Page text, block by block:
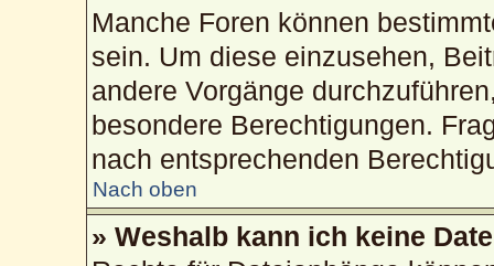
Manche Foren können
sein. Um diese einzusehen,
andere Vorgänge
besondere Berechtigungen.
nach entsprechenden
Nach oben
» Weshalb kann ich keine